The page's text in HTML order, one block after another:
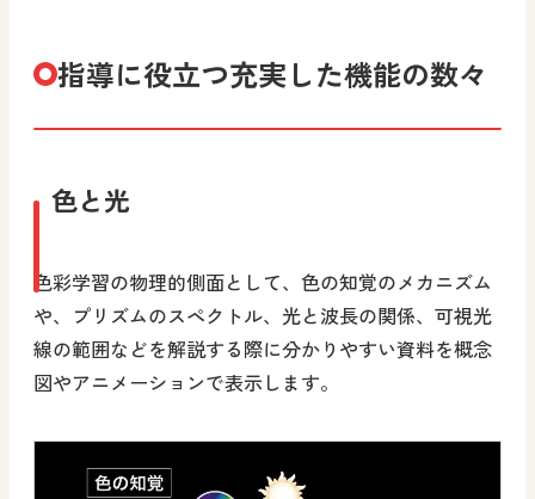
指導に役立つ充実した機能の数々
色と光
色彩学習の物理的側面として、色の知覚のメカニズム
や、プリズムのスペクトル、光と波長の関係、可視光
線の範囲などを解説する際に分かりやすい資料を概念
図やアニメーションで表示します。